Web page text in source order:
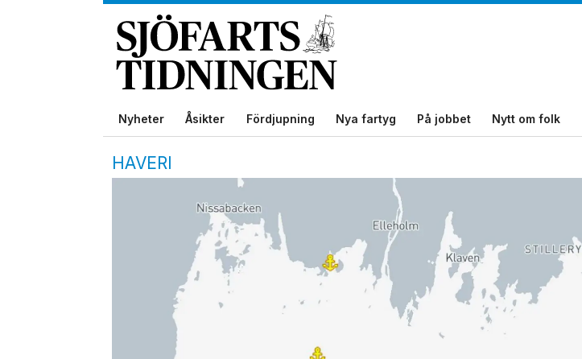
Nyheter Åsikter Fördjupning Nya fartyg På jobbet Nytt om folk
HAVERI